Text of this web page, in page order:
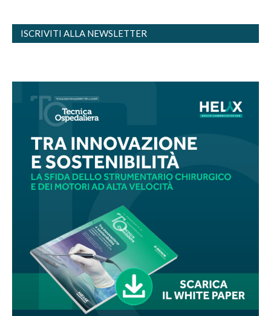
ISCRIVITI ALLA NEWSLETTER